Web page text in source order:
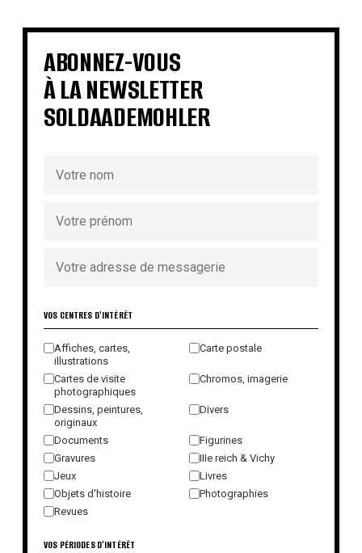
€ € €
€ € €
€ €
ABONNEZ-VOUS
À LA NEWSLETTER
SOLDAADEMOHLER
VOS CENTRES D'INTÉRÊT
Affiches, cartes,
illustrations
Carte postale
Cartes de visite
photographiques
Chromos, imagerie
Dessins, peintures,
originaux
Divers
Documents
Figurines
Gravures
IIIe reich & Vichy
Jeux
Livres
Objets d'histoire
Photographies
Revues
VOS PÉRIODES D'INTÉRÊT